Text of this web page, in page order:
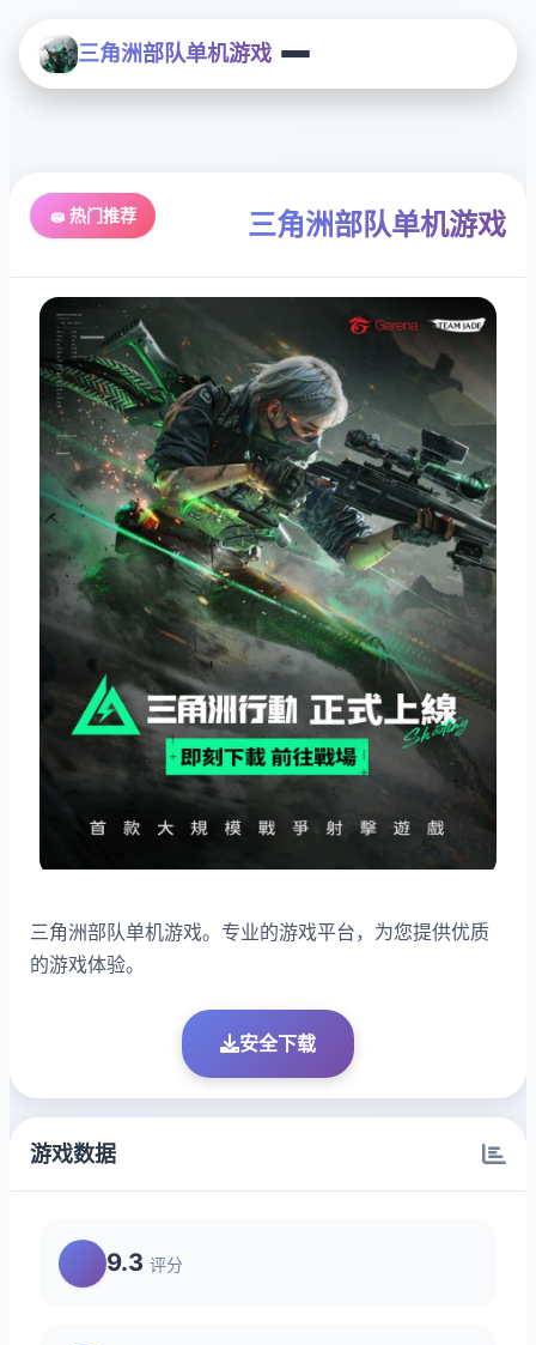
三角洲部队单机游戏
🧽 热门推荐 三角洲部队单机游戏
三角洲部队单机游戏。专业的游戏平台，为您提供优质
的游戏体验。
安全下载
游戏数据
9.3 评分